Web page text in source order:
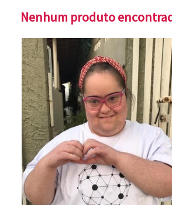
Nenhum produto